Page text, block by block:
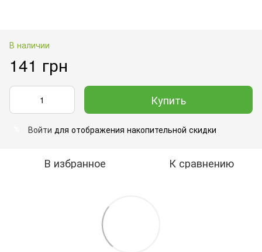
В наличии
141 грн
Купить
Войти для отображения накопительной скидки
В избранное К сравнению